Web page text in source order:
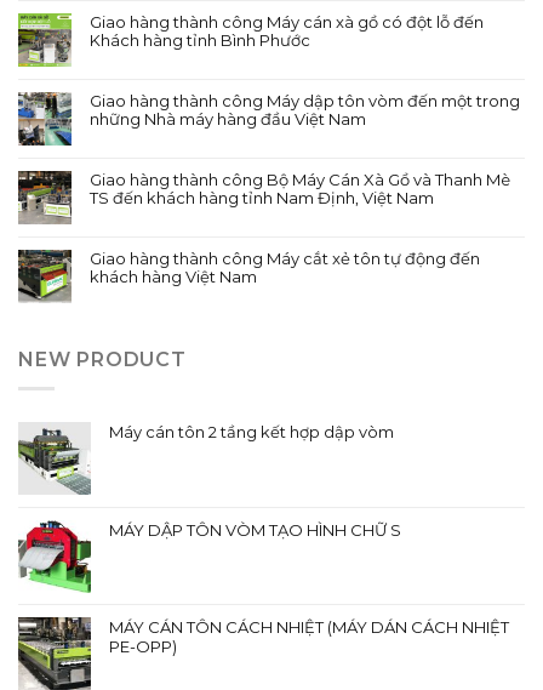
Giao hàng thành công Máy cán xà gồ có đột lỗ đến
Khách hàng tỉnh Bình Phước
Giao hàng thành công Máy dập tôn vòm đến một trong
những Nhà máy hàng đầu Việt Nam
Giao hàng thành công Bộ Máy Cán Xà Gồ và Thanh Mè
TS đến khách hàng tỉnh Nam Định, Việt Nam
Giao hàng thành công Máy cắt xẻ tôn tự động đến
khách hàng Việt Nam
NEW PRODUCT
Máy cán tôn 2 tầng kết hợp dập vòm
MÁY DẬP TÔN VÒM TẠO HÌNH CHỮ S
MÁY CÁN TÔN CÁCH NHIỆT (MÁY DÁN CÁCH NHIỆT
PE-OPP)